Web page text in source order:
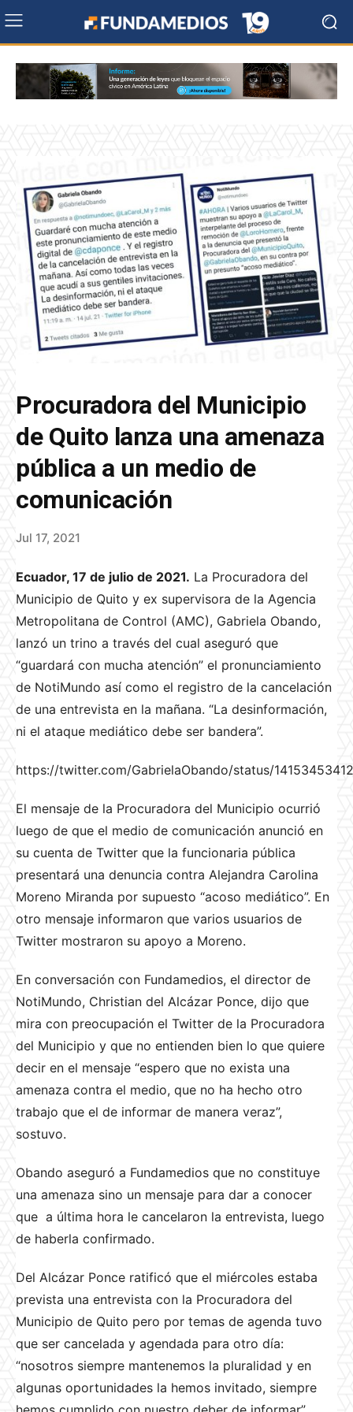
Procuradora del Municipio
de Quito lanza una amenaza
pública a un medio de
comunicación
Jul 17, 2021
Ecuador, 17 de julio de 2021. La Procuradora del
Municipio de Quito y ex supervisora de la Agencia
Metropolitana de Control (AMC), Gabriela Obando,
lanzó un trino a través del cual aseguró que
“guardará con mucha atención” el pronunciamiento
de NotiMundo así como el registro de la cancelación
de una entrevista en la mañana. “La desinformación,
ni el ataque mediático debe ser bandera”.
https://twitter.com/GabrielaObando/status/
El mensaje de la Procuradora del Municipio ocurrió
luego de que el medio de comunicación anunció en
su cuenta de Twitter que la funcionaria pública
presentará una denuncia contra Alejandra Carolina
Moreno Miranda por supuesto “acoso mediático”. En
otro mensaje informaron que varios usuarios de
Twitter mostraron su apoyo a Moreno.
En conversación con Fundamedios, el director de
NotiMundo, Christian del Alcázar Ponce, dijo que
mira con preocupación el Twitter de la Procuradora
del Municipio y que no entienden bien lo que quiere
decir en el mensaje “espero que no exista una
amenaza contra el medio, que no ha hecho otro
trabajo que el de informar de manera veraz”,
sostuvo.
Obando aseguró a Fundamedios que no constituye
una amenaza sino un mensaje para dar a conocer
que a última hora le cancelaron la entrevista, luego
de haberla confirmado.
Del Alcázar Ponce ratificó que el miércoles estaba
prevista una entrevista con la Procuradora del
Municipio de Quito pero por temas de agenda tuvo
que ser cancelada y agendada para otro día:
“nosotros siempre mantenemos la pluralidad y en
algunas oportunidades la hemos invitado, siempre